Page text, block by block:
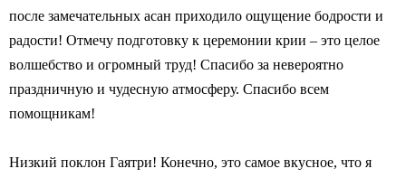
после замечательных асан приходило ощущение бодрости и
радости! Отмечу подготовку к церемонии крии – это целое
волшебство и огромный труд! Спасибо за невероятно
праздничную и чудесную атмосферу. Спасибо всем
помощникам!
Низкий поклон Гаятри! Конечно, это самое вкусное, что я